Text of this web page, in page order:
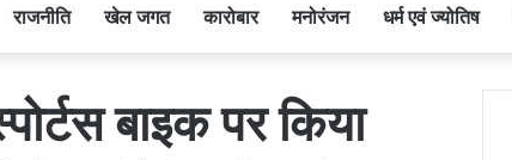
राजनीति खेल जगत कारोबार मनोरंजन धर्म एवं ज्योतिष
बाइक पर किया